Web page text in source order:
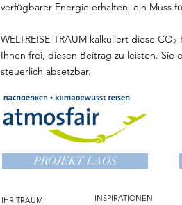
verfügbarer Energie erhalten, ein Muss
WELTREISE-TRAUM kalkuliert diese CO₂-
Ihnen frei, diesen Beitrag zu leisten. Sie
steuerlich absetzbar.
PROJEKT LAOS
IHR TRAUM INSPIRATIONEN